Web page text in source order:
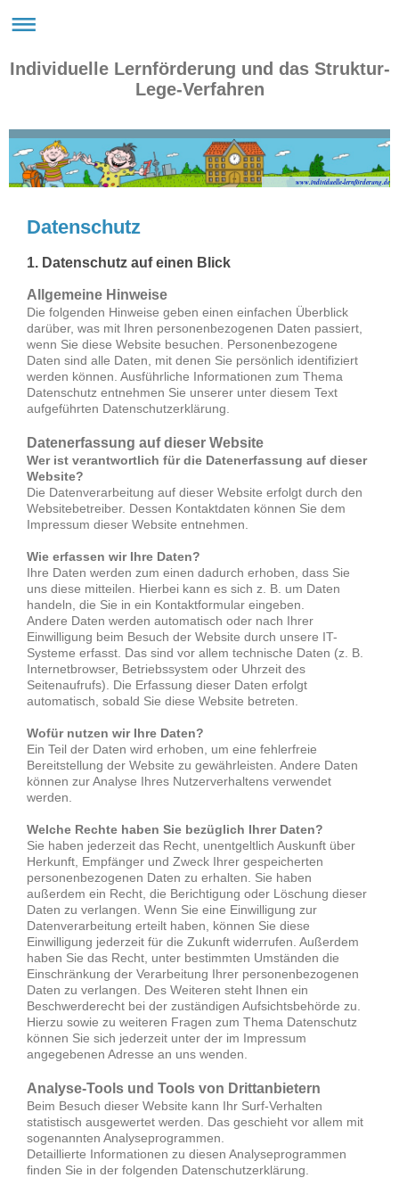
Individuelle Lernförderung und das Struktur-
Lege-Verfahren
www.individuelle-lernförderung.de
Datenschutz
1. Datenschutz auf einen Blick
Allgemeine Hinweise
Die folgenden Hinweise geben einen einfachen Überblick
darüber, was mit Ihren personenbezogenen Daten passiert,
wenn Sie diese Website besuchen. Personenbezogene
Daten sind alle Daten, mit denen Sie persönlich identifiziert
werden können. Ausführliche Informationen zum Thema
Datenschutz entnehmen Sie unserer unter diesem Text
aufgeführten Datenschutzerklärung.
Datenerfassung auf dieser Website
Wer ist verantwortlich für die Datenerfassung auf dieser
Website?
Die Datenverarbeitung auf dieser Website erfolgt durch den
Websitebetreiber. Dessen Kontaktdaten können Sie dem
Impressum dieser Website entnehmen.
Wie erfassen wir Ihre Daten?
Ihre Daten werden zum einen dadurch erhoben, dass Sie
uns diese mitteilen. Hierbei kann es sich z. B. um Daten
handeln, die Sie in ein Kontaktformular eingeben.
Andere Daten werden automatisch oder nach Ihrer
Einwilligung beim Besuch der Website durch unsere IT-
Systeme erfasst. Das sind vor allem technische Daten (z. B.
Internetbrowser, Betriebssystem oder Uhrzeit des
Seitenaufrufs). Die Erfassung dieser Daten erfolgt
automatisch, sobald Sie diese Website betreten.
Wofür nutzen wir Ihre Daten?
Ein Teil der Daten wird erhoben, um eine fehlerfreie
Bereitstellung der Website zu gewährleisten. Andere Daten
können zur Analyse Ihres Nutzerverhaltens verwendet
werden.
Welche Rechte haben Sie bezüglich Ihrer Daten?
Sie haben jederzeit das Recht, unentgeltlich Auskunft über
Herkunft, Empfänger und Zweck Ihrer gespeicherten
personenbezogenen Daten zu erhalten. Sie haben
außerdem ein Recht, die Berichtigung oder Löschung dieser
Daten zu verlangen. Wenn Sie eine Einwilligung zur
Datenverarbeitung erteilt haben, können Sie diese
Einwilligung jederzeit für die Zukunft widerrufen. Außerdem
haben Sie das Recht, unter bestimmten Umständen die
Einschränkung der Verarbeitung Ihrer personenbezogenen
Daten zu verlangen. Des Weiteren steht Ihnen ein
Beschwerderecht bei der zuständigen Aufsichtsbehörde zu.
Hierzu sowie zu weiteren Fragen zum Thema Datenschutz
können Sie sich jederzeit unter der im Impressum
angegebenen Adresse an uns wenden.
Analyse-Tools und Tools von Drittanbietern
Beim Besuch dieser Website kann Ihr Surf-Verhalten
statistisch ausgewertet werden. Das geschieht vor allem mit
sogenannten Analyseprogrammen.
Detaillierte Informationen zu diesen Analyseprogrammen
finden Sie in der folgenden Datenschutzerklärung.